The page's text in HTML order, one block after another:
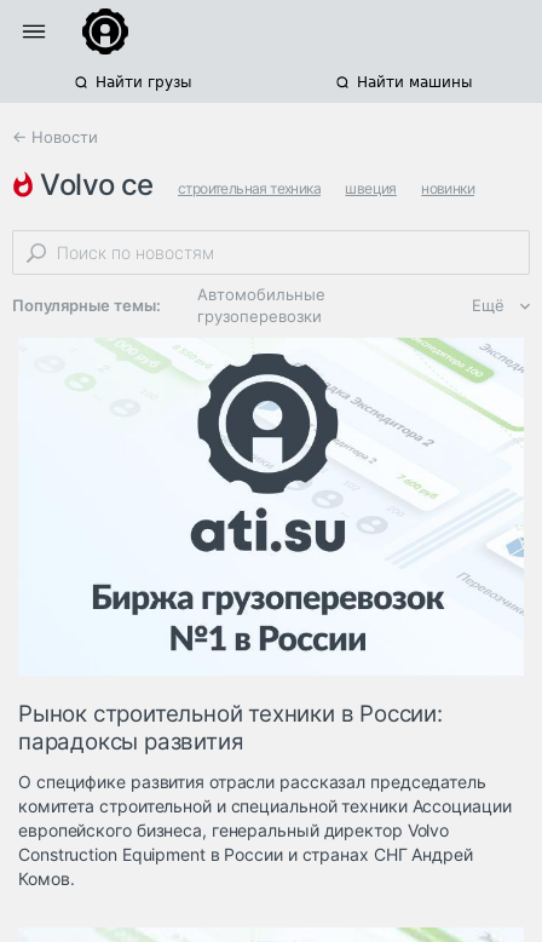
Найти грузы Найти машины
← Новости
volvo ce строительная техника швеция новинки
Популярные темы:
Автомобильные
грузоперевозки
Региональная
логистика
ЭДО, ИТ в
логистике
Дороги,
инфраструктура
Логистика, грузы
Негабаритные и
опасные грузы
Безопасность и
Таможня и ВЭД
грузовые
терминалы
Коммерческий
транспорт
Ещё
Рынок строительной техники в России:
парадоксы развития
О специфике развития отрасли рассказал председатель
комитета строительной и специальной техники Ассоциации
европейского бизнеса, генеральный директор Volvo
Construction Equipment в России и странах СНГ Андрей
Комов.